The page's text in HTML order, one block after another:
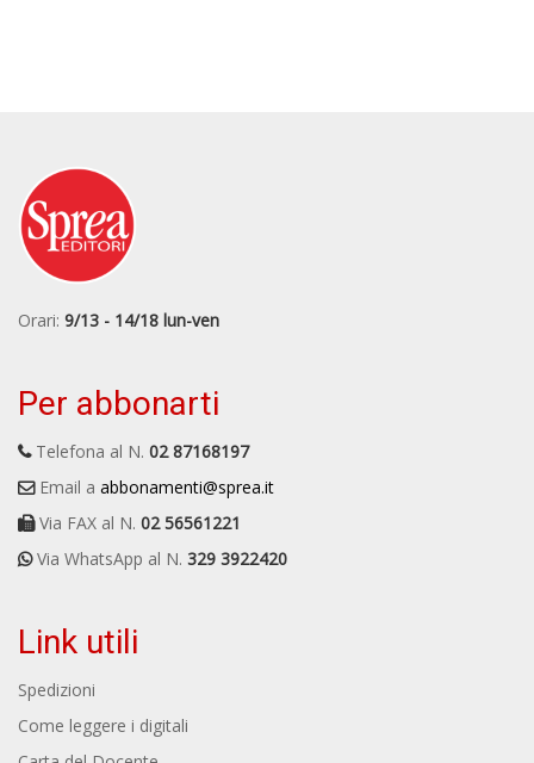
Orari: 9/13 - 14/18 lun-ven
Per abbonarti
Telefona al N. 02 87168197
Email a abbonamenti@sprea.it
Via FAX al N. 02 56561221
Via WhatsApp al N. 329 3922420
Link utili
Spedizioni
Come leggere i digitali